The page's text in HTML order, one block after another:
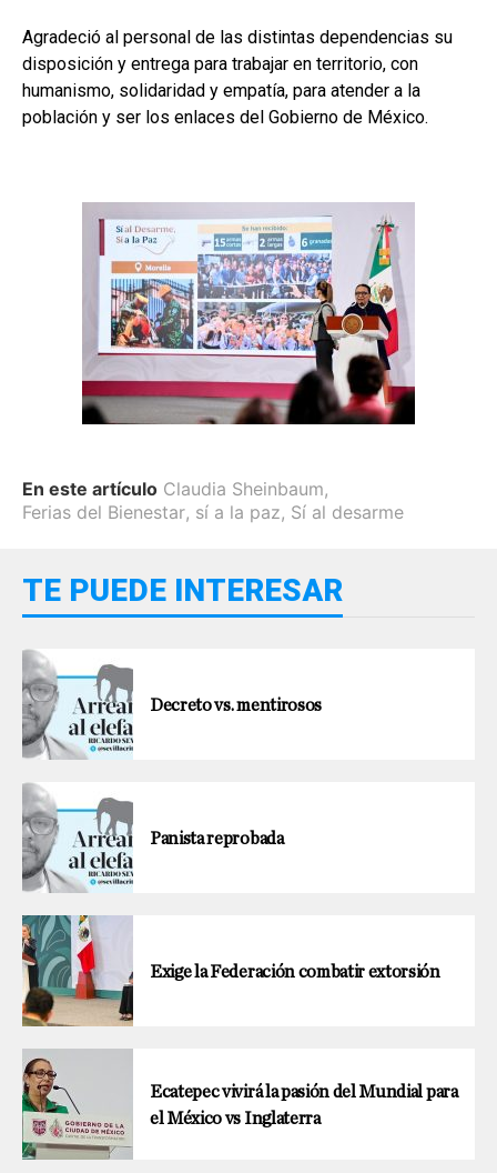
Agradeció al personal de las distintas dependencias su
disposición y entrega para trabajar en territorio, con
humanismo, solidaridad y empatía, para atender a la
población y ser los enlaces del Gobierno de México.
En este artículo Claudia Sheinbaum,
Ferias del Bienestar, sí a la paz, Sí al desarme
TE PUEDE INTERESAR
Decreto vs. mentirosos
Panista reprobada
Exige la Federación combatir extorsión
Ecatepec vivirá la pasión del Mundial para
el México vs Inglaterra